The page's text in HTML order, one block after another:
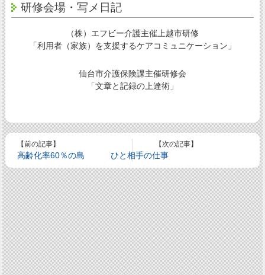
研修会場・写メ日記
（株）エフビー介護主催上越市研修
「利用者（家族）を支援するケアコミュニケーション」
仙台市介護保険課主催研修会
「文章と記録の上達術」
【前の記事】
高齢化率60％の島
【次の記事】
ひと相手の仕事